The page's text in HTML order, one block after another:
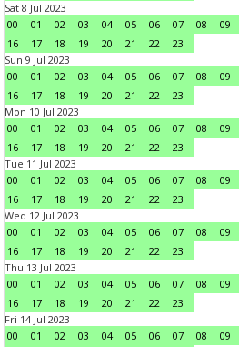
Sat 8 Jul 2023
00
01 02 03 04 05 06 07 08 09
16
17 18 19 20 21 22
23
Sun 9 Jul 2023
00
01 02 03 04 05 06 07 08 09
16
17 18 19 20 21 22
23
Mon 10 Jul 2023
00
01 02 03 04 05 06 07 08 09
16
17 18 19 20 21 22
23
Tue 11 Jul 2023
00
01 02 03 04 05 06 07 08 09
16
17 18 19 20 21 22
23
Wed 12 Jul 2023
00
01 02 03 04 05 06 07 08 09
16
17 18 19 20 21 22
23
Thu 13 Jul 2023
00
01 02 03 04 05 06 07 08 09
16
17 18 19 20 21 22
23
Fri 14 Jul 2023
00
01 02 03 04 05 06 07 08 09